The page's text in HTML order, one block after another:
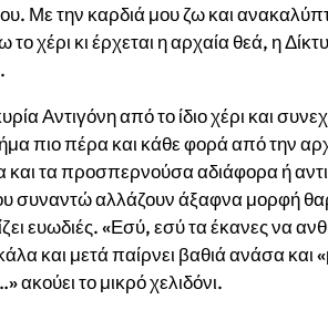
Με την καρδιά μου ζω και
χέρι κι έρχεται η αρχαία θεά, η
Αντιγόνη από το ίδιο χέρι και
πιο πέρα και κάθε φορά από την
και τα προσπερνούσα αδιάφορα ή
αλλάζουν άξαφνα μορφή
ευωδιές. «Εσύ, εσύ τα έκανες να
και μετά παίρνει βαθιά ανάσα και
ακούει το μικρό χελιδόνι.